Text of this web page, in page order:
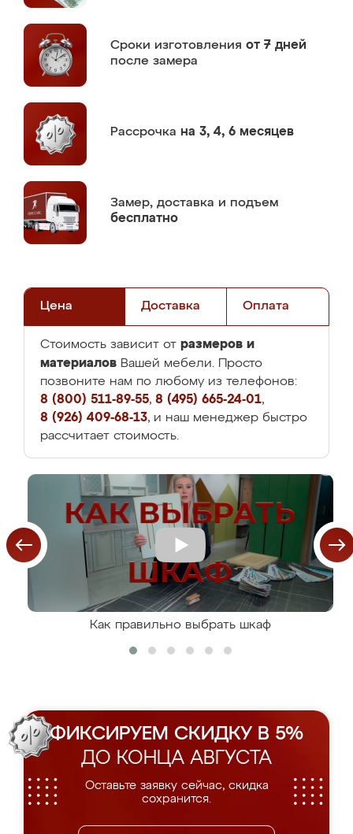
Сроки изготовления от 7 дней
после замера
Рассрочка на 3, 4, 6 месяцев
Замер, доставка и подъем
бесплатно
Цена Доставка Оплата
Стоимость зависит от размеров и
материалов Вашей мебели. Просто
позвоните нам по любому из телефонов:
8 (800) 511-89-55, 8 (495) 665-24-01,
8 (926) 409-68-13, и наш менеджер быстро
рассчитает стоимость.
Как правильно выбрать шкаф
ФИКСИРУЕМ СКИДКУ В 5%
ДО КОНЦА АВГУСТА
Оставьте заявку сейчас, скидка
сохранится.